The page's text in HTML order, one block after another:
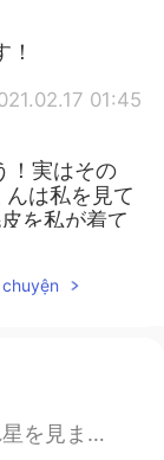
01:45
！実はその
は私を見て
を私が着て
01:42
」を調
ー 明日からまた仕事です。ちょっと悲...